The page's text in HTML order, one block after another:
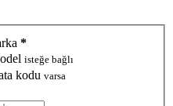
*
isteğe bağlı
kodu varsa